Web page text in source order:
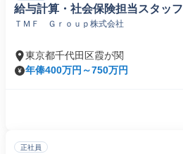
給与計算・社会保険担当スタッフ
ＴＭＦ Ｇｒｏｕｐ株式会社
東京都千代田区霞が関
年俸400万円～750万円
正社員